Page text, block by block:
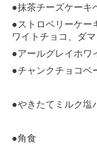
●抹茶チーズケーキ
●ストロベリーケー
ワイトチョコ、ダ
●アールグレイホワ
●チャンクチョコベ
●やきたてミルク塩
●角食